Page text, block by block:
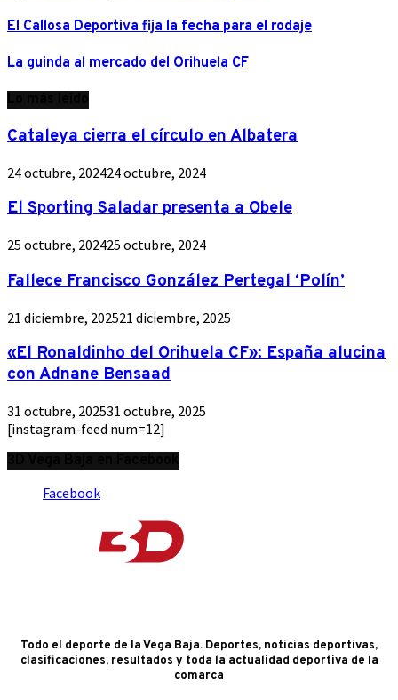
El Callosa Deportiva fija la fecha para el rodaje
La guinda al mercado del Orihuela CF
Cataleya cierra el círculo en Albatera
24 octubre, 202424 octubre, 2024
El Sporting Saladar presenta a Obele
25 octubre, 202425 octubre, 2024
Fallece Francisco González Pertegal ‘Polín’
21 diciembre, 202521 diciembre, 2025
«El Ronaldinho del Orihuela CF»: España alucina
con Adnane Bensaad
31 octubre, 202531 octubre, 2025
[instagram-feed num=12]
Facebook
Todo el deporte de la Vega Baja. Deportes, noticias deportivas,
clasificaciones, resultados y toda la actualidad deportiva de la
comarca